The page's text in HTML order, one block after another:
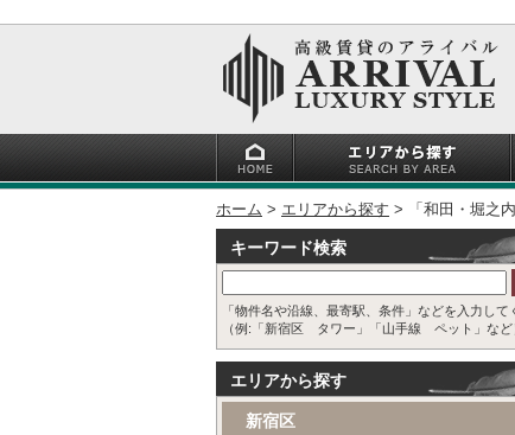
ホーム エリアから探す 「和田・堀之
キーワード検索
「物件名や沿線、最寄駅、条件」などを入力して
（例:「新宿区 タワー」「山手線 ペット」など
エリアから探す
新宿区